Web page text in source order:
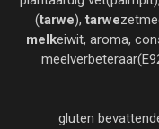
(tarwe),tarwe
melkeiwit, aroma,
gluten